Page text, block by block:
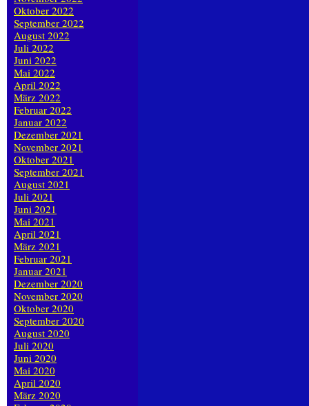
Oktober 2022
September 2022
August 2022
Juli 2022
Juni 2022
Mai 2022
April 2022
März 2022
Februar 2022
Januar 2022
Dezember 2021
November 2021
Oktober 2021
September 2021
August 2021
Juli 2021
Juni 2021
Mai 2021
April 2021
März 2021
Februar 2021
Januar 2021
Dezember 2020
November 2020
Oktober 2020
September 2020
August 2020
Juli 2020
Juni 2020
Mai 2020
April 2020
März 2020